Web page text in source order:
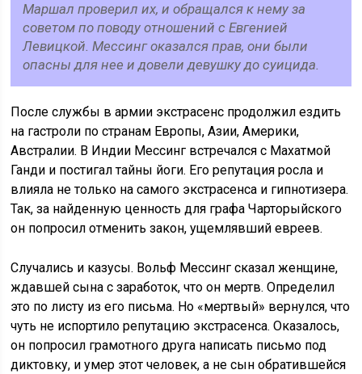
Маршал проверил их, и обращался к нему за
советом по поводу отношений с Евгенией
Левицкой. Мессинг оказался прав, они были
опасны для нее и довели девушку до суицида.
После службы в армии экстрасенс продолжил ездить
на гастроли по странам Европы, Азии, Америки,
Австралии. В Индии Мессинг встречался с Махатмой
Ганди и постигал тайны йоги. Его репутация росла и
влияла не только на самого экстрасенса и гипнотизера.
Так, за найденную ценность для графа Чарторыйского
он попросил отменить закон, ущемлявший евреев.
Случались и казусы. Вольф Мессинг сказал женщине,
ждавшей сына с заработок, что он мертв. Определил
это по листу из его письма. Но «мертвый» вернулся, что
чуть не испортило репутацию экстрасенса. Оказалось,
он попросил грамотного друга написать письмо под
диктовку, и умер этот человек, а не сын обратившейся